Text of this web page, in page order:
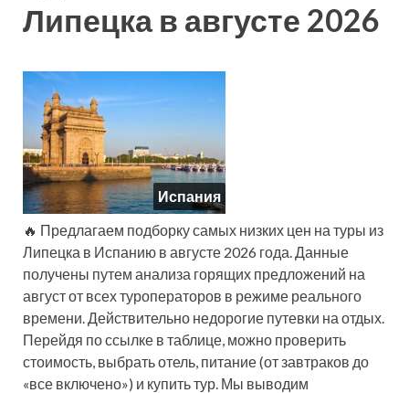
Липецка в августе 2026
Испания
🔥 Предлагаем подборку самых низких цен на туры из
Липецка в Испанию в августе 2026 года. Данные
получены путем анализа горящих предложений на
август от всех туроператоров в режиме реального
времени. Действительно недорогие путевки на отдых.
Перейдя по ссылке в таблице, можно проверить
стоимость, выбрать отель, питание (от завтраков до
«все включено») и купить тур. Мы выводим